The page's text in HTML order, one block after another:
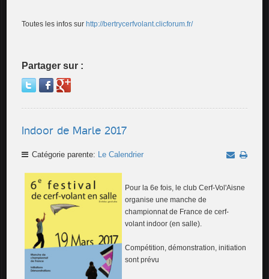
Toutes les infos sur http://bertrycerfvolant.clicforum.fr/
Partager sur :
Indoor de Marle 2017
Catégorie parente: Le Calendrier
Pour la 6e fois, le club Cerf-Vol'Aisne
organise une manche de
championnat de France de cerf-
volant indoor (en salle).
Compétition, démonstration, initiation
sont prévu